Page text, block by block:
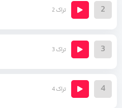
2 تراک 2
3 تراک 3
4 تراک 4